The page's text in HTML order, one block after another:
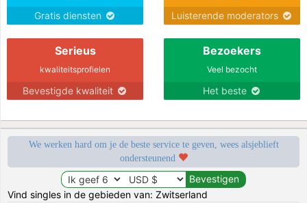
Gratis diensten Luisterende moderators
Serieus
kwaliteitsprofielen
Bevestigde kwaliteit
Bezoekers
Veel bezocht
Het beste
We werken hard om je de beste service te geven, wees alsjeblieft
ondersteunend
Vind singles in de gebieden van: Zwitserland